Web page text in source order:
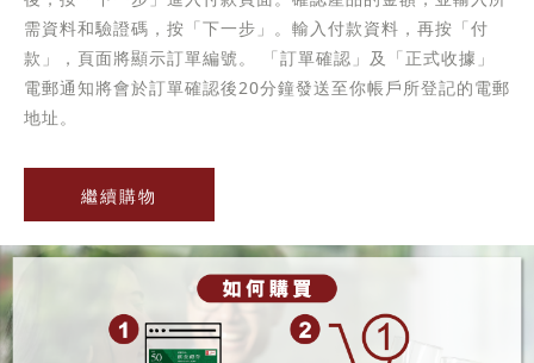
需資料和驗證碼，按「下一步」。輸入付款資料，再按「付
款」，頁面將顯示訂單編號。 「訂單確認」及「正式收據」
電郵通知將會於訂單確認後20分鐘發送至你帳戶所登記的電郵
地址。
繼續購物